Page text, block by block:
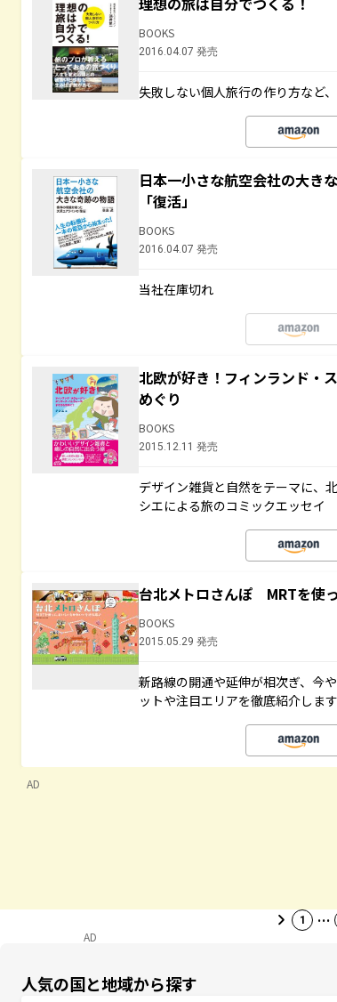
BOOKS
2016.04.07 発売
失敗しない個人旅行の作り方など
日本一小さな航空会社の大き
「復活」
BOOKS
2016.04.07 発売
当社在庫切れ
北欧が好き！フィンランド・
めぐり
BOOKS
2015.12.11 発売
デザイン雑貨と自然をテーマに、
シエによる旅のコミックエッセイ
台北メトロさんぽ MRTを使
BOOKS
2015.05.29 発売
新路線の開通や延伸が相次ぎ、今
ットや注目エリアを徹底紹介します
AD
1 …
AD
人気の国と地域から探す